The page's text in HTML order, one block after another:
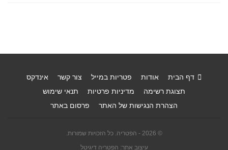
דף הבית אודות פטריות במייל צור קשר
אינדקס
תצוגת רשימה
מדיניות פרטיות
תנאי שימוש
הצהרת הנגישות של האתר
פרסום באתר
© 2026 - הפטריה. כל הזכויות שמורות.
עיצוב אתר: הפטריה דיגיטל